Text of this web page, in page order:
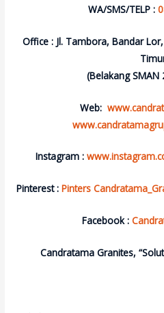
WA/SMS/TELP :
Office : Jl. Tambora, Bandar
(Belakang SMAN
Web:
Instagram :
Pinterest : Pinters
Facebook :
Candratama Granites,